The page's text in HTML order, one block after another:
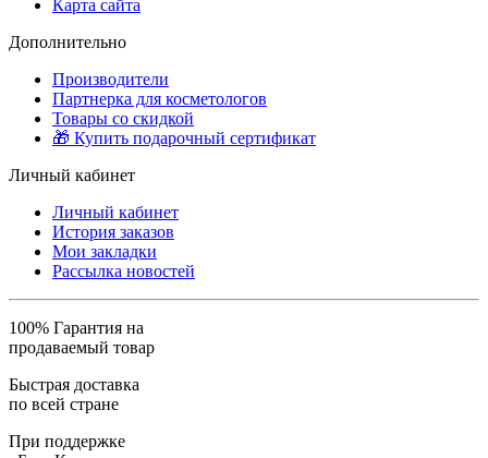
Карта сайта
Дополнительно
Производители
Партнерка для косметологов
Товары со скидкой
🎁 Купить подарочный сертификат
Личный кабинет
Личный кабинет
История заказов
Мои закладки
Рассылка новостей
100% Гарантия на
продаваемый товар
Быстрая доставка
по всей стране
При поддержке